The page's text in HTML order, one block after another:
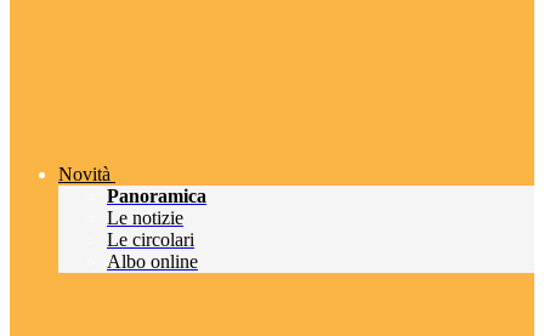
Novità
Panoramica
Le notizie
Le circolari
Albo online